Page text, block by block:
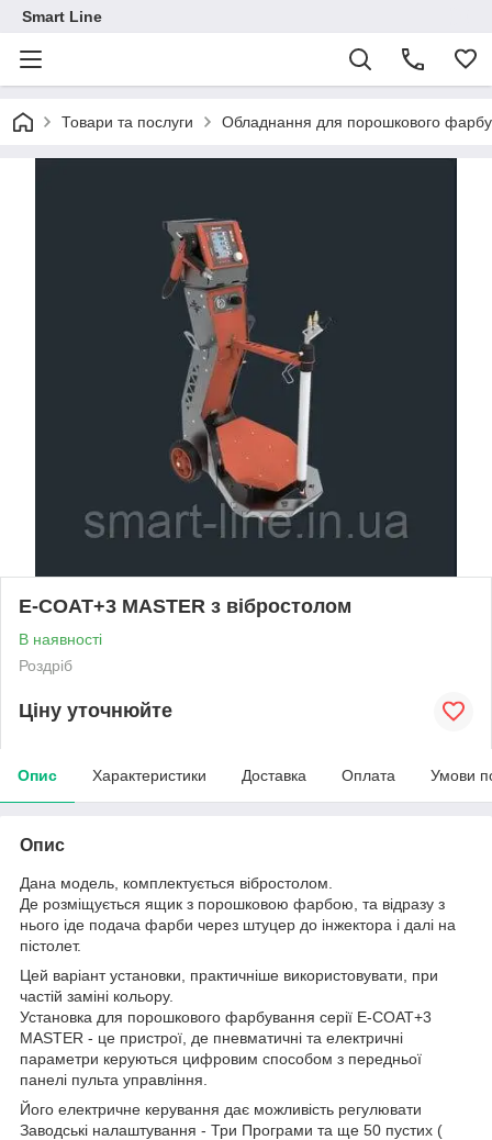
Smart Line
Товари та послуги Обладнання для порошкового
E-COAT+3 MASTER з вібростолом
В наявності
Роздріб
Ціну уточнюйте
Опис Характеристики Доставка Оплата Умови
Опис
Дана модель, комплектується вібростолом.
Де розміщується ящик з порошковою фарбою, та відразу з
нього іде подача фарби через штуцер до інжектора і далі на
пістолет.
Цей варіант установки, практичніше використовувати, при
частій заміні кольору.
Установка для порошкового фарбування серії E-COAT+3
MASTER - це пристрої, де пневматичні та електричні
параметри керуються цифровим способом з передньої
панелі пульта управління.
Його електричне керування дає можливість регулювати
Заводські налаштування - Три Програми та ще 50 пустих (